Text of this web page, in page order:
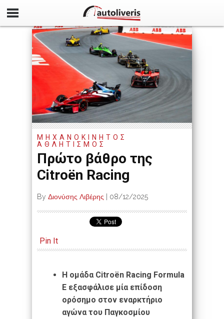
ΜΗΧΑΝΟΚΙΝΗΤΟΣ
ΑΘΛΗΤΙΣΜΟΣ
Πρώτο βάθρο της
Citroën Racing
By Διονύσης Λιβέρης 08/12/2025
Pin It
Η ομάδα Citroën Racing Formula
E εξασφάλισε μία επίδοση
ορόσημο στον εναρκτήριο
αγώνα του Παγκοσμίου